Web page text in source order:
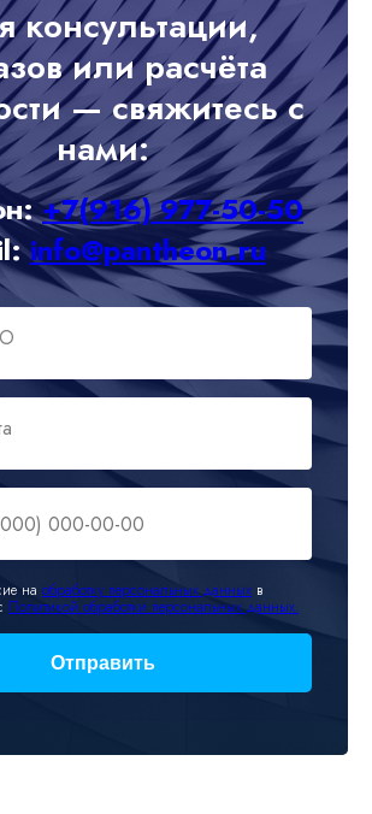
консультации,
или расчёта
— свяжитесь с
нами:
+7(916) 977-50-50
info@pantheon.ru
на обработку персональных данных в
Политикой обработки персональных данных.
Отправить